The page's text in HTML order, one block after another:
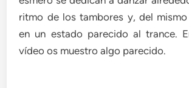
ritmo de los tambores y, del
en un estado parecido al trance.
vídeo os muestro algo parecido.